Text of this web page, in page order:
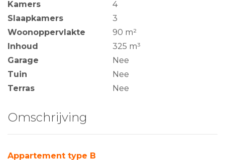
Kamers
4
Slaapkamers
3
Woonoppervlakte
90 m²
Inhoud
325 m³
Garage
Nee
Tuin
Nee
Terras
Nee
Omschrijving
Appartement type B